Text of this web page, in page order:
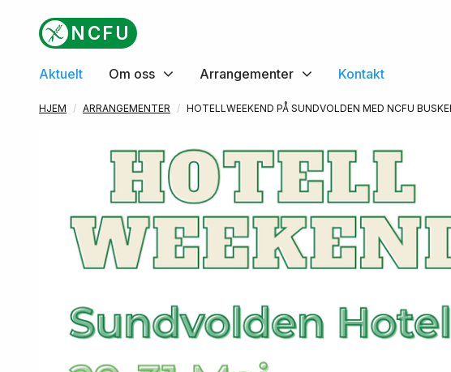
NCFU
Aktuelt Om oss Arrangementer Kontakt
HJEM ARRANGEMENTER HOTELLWEEKEND PÅ SUNDVOLDEN MED NCFU